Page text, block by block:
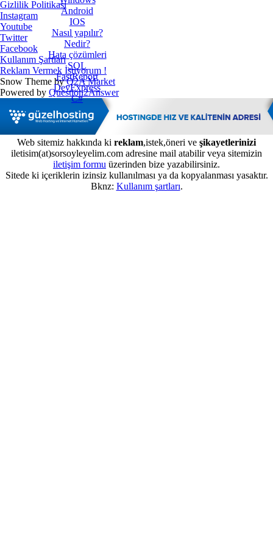
Android
IOS
Nasıl yapılır?
Nedir?
Hata çözümleri
SQL
FastReport
DevExpress
C#
Gizlilik Politikası
Instagram
Youtube
Twitter
Facebook
Kullanım Şartları
Reklam Vermek İstiyorum !
Snow Theme byQ2A Market
Powered by Question2Answer
Web sitemiz hakkında ki reklam,istek,öneri ve şikayetlerinizi
iletisim(at)sorsoyleyelim.com adresine mail atabilir veya sitemizin
iletişim formu üzerinden bize yazabilirsiniz.
Sitede ki içeriklerin izinsiz kullanılması ya da kopyalanması yasaktır.
Bknz: Kullanım şartları.